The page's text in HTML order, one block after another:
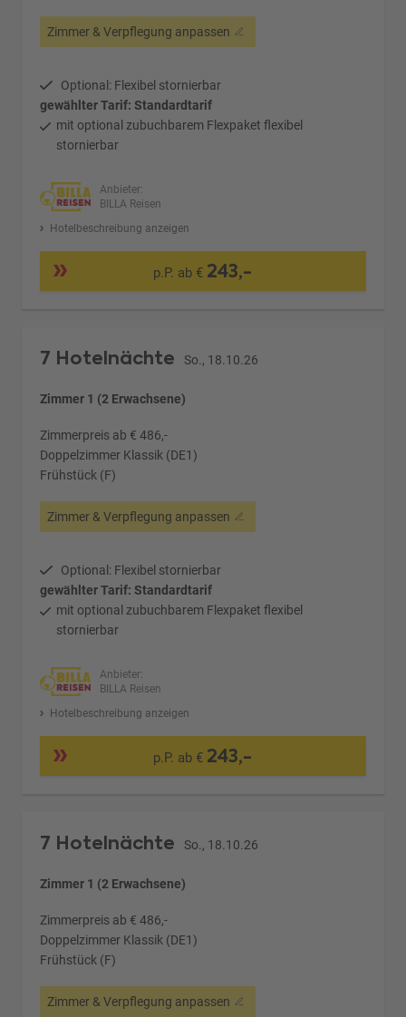
Zimmer & Verpflegung anpassen
Optional: Flexibel stornierbar
gewählter Tarif: Standardtarif
mit optional zubuchbarem Flexpaket flexibel
stornierbar
Anbieter:
BILLA Reisen
Hotelbeschreibung anzeigen
p.P. ab € 243,-
7 Hotelnächte So., 18.10.26
Zimmer 1 (2 Erwachsene)
Zimmerpreis ab € 486,-
Doppelzimmer Klassik (DE1)
Frühstück (F)
Zimmer & Verpflegung anpassen
Optional: Flexibel stornierbar
gewählter Tarif: Standardtarif
mit optional zubuchbarem Flexpaket flexibel
stornierbar
Anbieter:
BILLA Reisen
Hotelbeschreibung anzeigen
p.P. ab € 243,-
7 Hotelnächte So., 18.10.26
Zimmer 1 (2 Erwachsene)
Zimmerpreis ab € 486,-
Doppelzimmer Klassik (DE1)
Frühstück (F)
Zimmer & Verpflegung anpassen